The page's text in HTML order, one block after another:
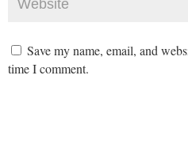
Save my name, email, and
time I comment.